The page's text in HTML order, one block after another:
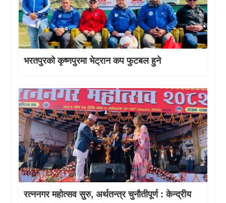
भरतपुरको कृष्णपुरमा भेट्रान कप फुटबल हुने
रत्ननगर महोत्सव सुरु, अर्थतन्त्र चुनौतीपूर्ण : केन्द्रीय